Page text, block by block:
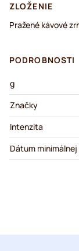
ZLOŽENIE
Pražené kávové
PODROBNOSTI
g
Značky
Intenzita
Dátum